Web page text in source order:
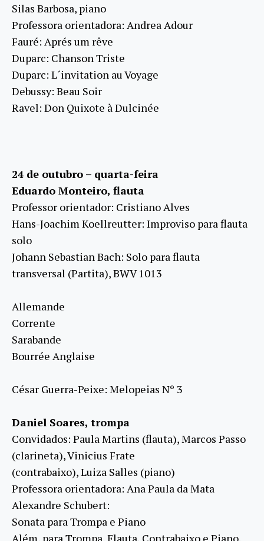
Silas Barbosa, piano
Professora orientadora: Andrea Adour
Fauré: Aprés um rêve
Duparc: Chanson Triste
Duparc: L´invitation au Voyage
Debussy: Beau Soir
Ravel: Don Quixote à Dulcinée
24 de outubro – quarta-feira
Eduardo Monteiro, flauta
Professor orientador: Cristiano Alves
Hans-Joachim Koellreutter: Improviso para flauta
solo
Johann Sebastian Bach: Solo para flauta
transversal (Partita), BWV 1013
Allemande
Corrente
Sarabande
Bourrée Anglaise
César Guerra-Peixe: Melopeias Nº 3
Daniel Soares, trompa
Convidados: Paula Martins (flauta), Marcos Passo
(clarineta), Vinicius Frate
(contrabaixo), Luiza Salles (piano)
Professora orientadora: Ana Paula da Mata
Alexandre Schubert:
Sonata para Trompa e Piano
Além, para Trompa, Flauta, Contrabaixo e Piano.